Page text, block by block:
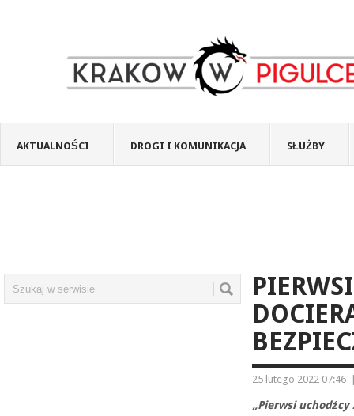
AKTUALNOŚCI DROGI I KOMUNIKACJA SŁUŻBY
25 lutego 2022 07:46
„Pierwsi